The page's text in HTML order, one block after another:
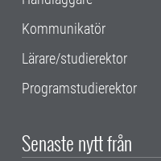
Kommunikatör
Lärare/studierektor
Programstudierektor
Senaste nytt från